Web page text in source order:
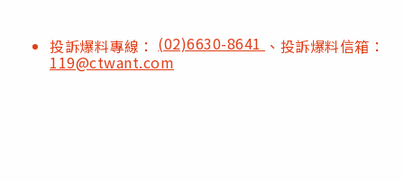
投訴爆料專線： (02)6630-8641 、投訴爆料信箱：
119@ctwant.com